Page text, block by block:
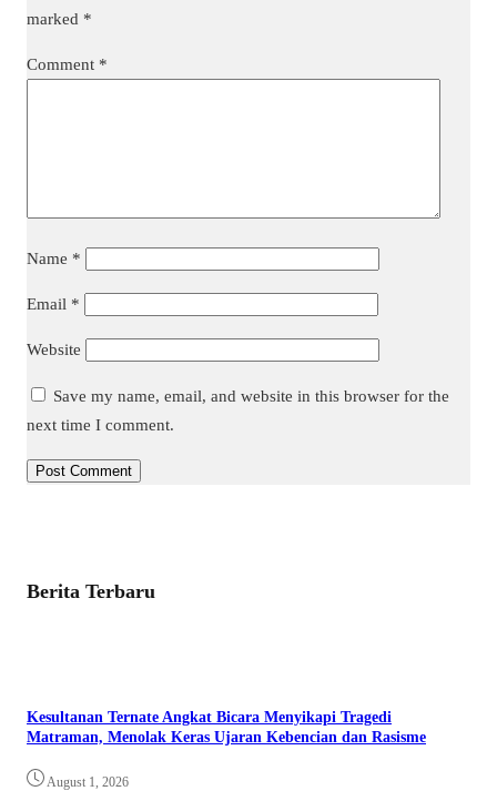
marked *
Comment *
Name *
Email *
Website
Save my name, email, and website in this browser for the
next time I comment.
Berita Terbaru
Kesultanan Ternate Angkat Bicara Menyikapi Tragedi
Matraman, Menolak Keras Ujaran Kebencian dan Rasisme
August 1, 2026